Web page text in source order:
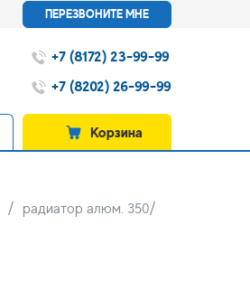
ПЕРЕЗВОНИТЕ МНЕ
+7 (8172) 23-99-99
+7 (8202) 26-99-99
Корзина
радиатор алюм. 350/